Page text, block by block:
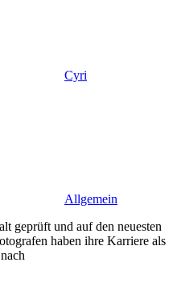
Cyri
Allgemein
geprüft und auf den neuesten
haben ihre Karriere als